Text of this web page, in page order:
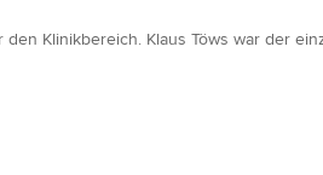
Klinikbereich. Klaus Töws war der